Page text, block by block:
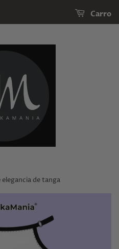
Carro
de tanga